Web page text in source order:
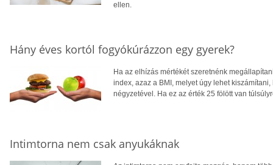
ellen.
Hány éves kortól fogyókúrázzon egy gyerek?
Ha az elhízás mértékét szeretnénk
index, azaz a BMI, melyet úgy lehet
négyzetével. Ha ez az érték 25 fölött van
Intimtorna nem csak anyukáknak